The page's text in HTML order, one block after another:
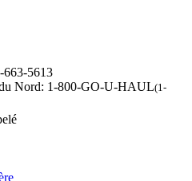
663-5613
Nord: 1-800-GO-U-HAUL(1-